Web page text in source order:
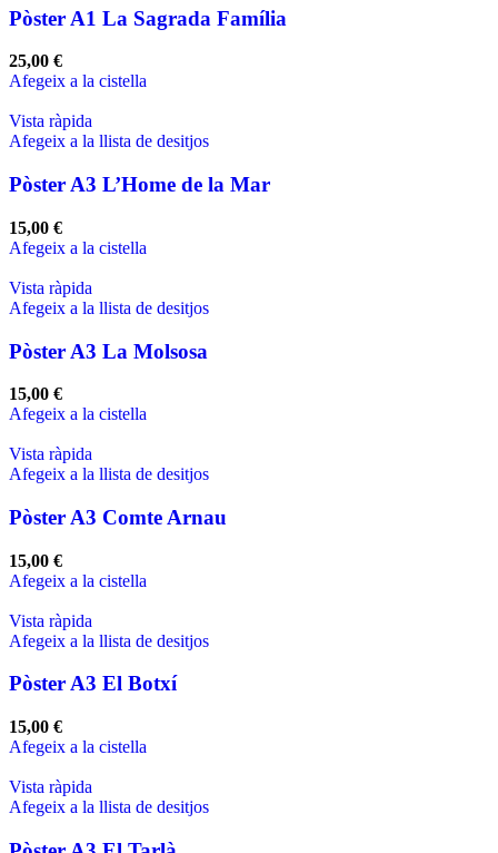
Pòster A1 La Sagrada Família
25,00 €
Afegeix a la cistella
Vista ràpida
Afegeix a la llista de desitjos
Pòster A3 L’Home de la Mar
15,00 €
Afegeix a la cistella
Vista ràpida
Afegeix a la llista de desitjos
Pòster A3 La Molsosa
15,00 €
Afegeix a la cistella
Vista ràpida
Afegeix a la llista de desitjos
Pòster A3 Comte Arnau
15,00 €
Afegeix a la cistella
Vista ràpida
Afegeix a la llista de desitjos
Pòster A3 El Botxí
15,00 €
Afegeix a la cistella
Vista ràpida
Afegeix a la llista de desitjos